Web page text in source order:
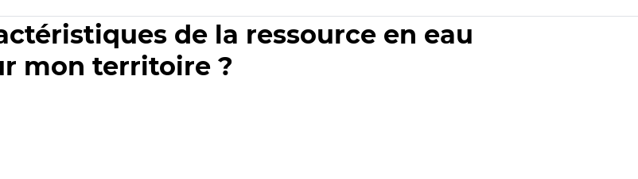
de la ressource en eau
mon territoire ?